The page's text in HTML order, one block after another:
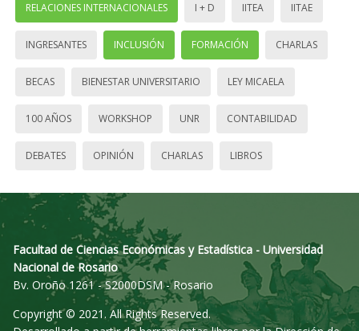
RELACIONES INTERNACIONALES I + D IITEA IITAE
INGRESANTES INCLUSIÓN FORMACIÓN CHARLAS
BECAS BIENESTAR UNIVERSITARIO LEY MICAELA
100 AÑOS WORKSHOP UNR CONTABILIDAD
DEBATES OPINIÓN CHARLAS LIBROS
Facultad de Ciencias Económicas y Estadística - Universidad
Nacional de Rosario
Bv. Oroño 1261 - S2000DSM - Rosario
Copyright © 2021. All Rights Reserved.